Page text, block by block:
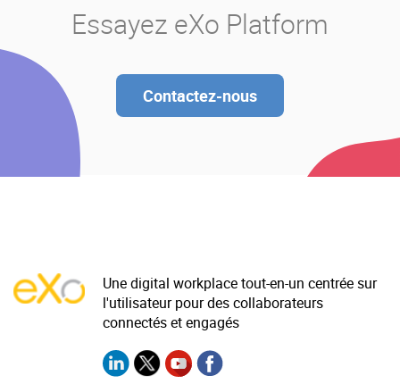
Essayez eXo Platform
Contactez-nous
Une digital workplace tout-en-un centrée sur
l'utilisateur pour des collaborateurs
connectés et engagés